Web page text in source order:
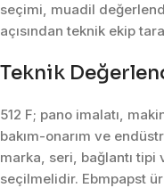
seçimi, muadil
açısından teknik ekip
Teknik
512 F; pano imalatı,
bakım-onarım ve
marka, seri, bağlantı tipi
seçilmelidir. Ebmpapst